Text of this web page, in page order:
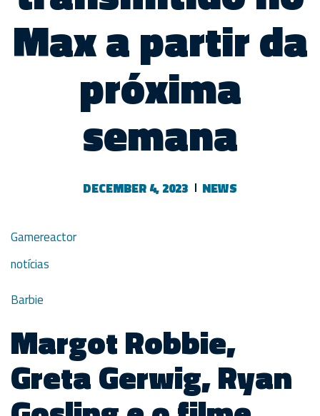
Max a partir da
próxima
semana
DECEMBER 4, 2023 NEWS
Gamereactor
notícias
Barbie
Margot Robbie,
Greta Gerwig, Ryan